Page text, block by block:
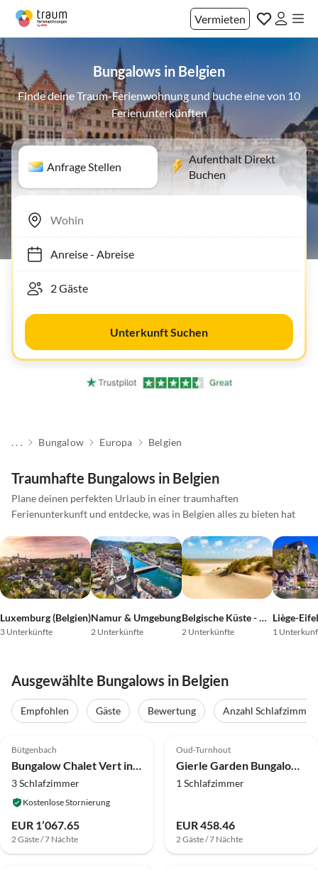
Vermieten
Bungalows in Belgien
Finde deine Traum-Ferienwohnung und buche eine von 10
Ferienunterkünften
Anfrage Stellen
Aufenthalt Direkt
Buchen
Anreise- Abreise
Unterkunft Suchen
. . . Bungalow Europa Belgien
Traumhafte Bungalows in Belgien
Plane deinen perfekten Urlaub in einer traumhaften
Ferienunterkunft und entdecke, was in Belgien alles zu bieten hat
Luxemburg (Belgien)
3 Unterkünfte
Namur & Umgebung
2 Unterkünfte
Belgische Küste - Westflandern
2 Unterkünfte 1
Ausgewählte Bungalows in Belgien
Empfohlen Gäste Bewertung
Anzahl Schlafzimmer
Bütgenbach
Bungalow Chalet Vert in Bullange mit Whirlpool
3 Schlafzimmer
Kostenlose Stornierung
EUR 1’067.65
2 Gäste / 7 Nächte
Oud-Turnhout
Gierle Garden Bungalow Escape
1 Schlafzimmer
EUR 458.46
2 Gäste / 7 Nächte
4.0 (9)